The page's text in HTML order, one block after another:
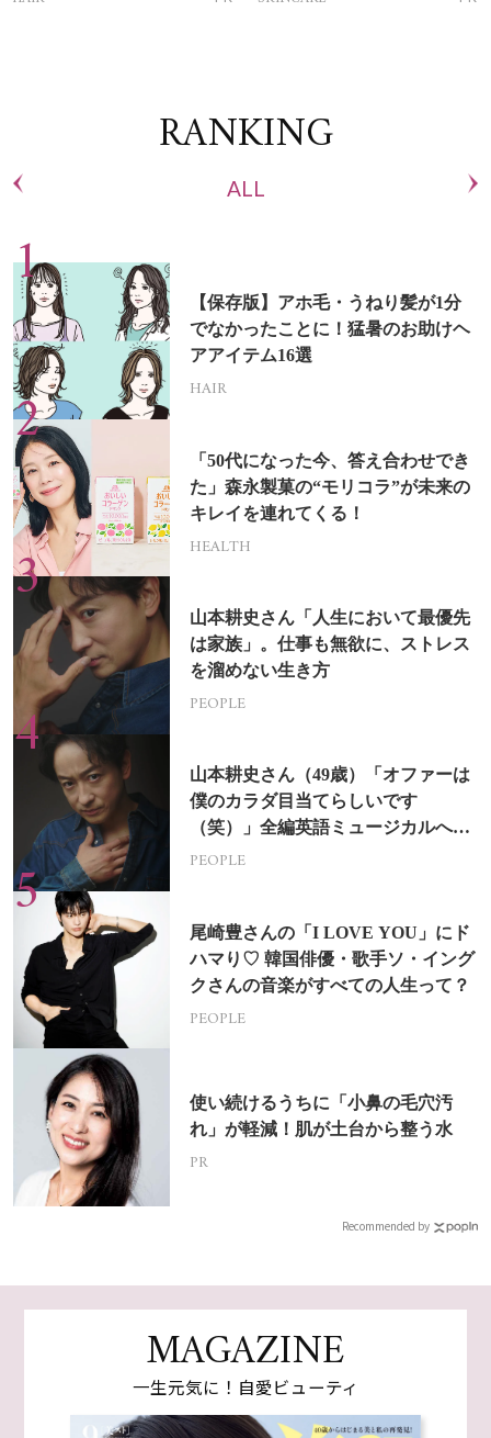
RANKING
ALL
【保存版】アホ毛・うねり髪が1分
でなかったことに！猛暑のお助けヘ
アアイテム16選
HAIR
「50代になった今、答え合わせでき
た」森永製菓の“モリコラ”が未来の
キレイを連れてくる！
HEALTH
山本耕史さん「人生において最優先
は家族」。仕事も無欲に、ストレス
を溜めない生き方
PEOPLE
山本耕史さん（49歳）「オファーは
僕のカラダ目当てらしいです
（笑）」全編英語ミュージカルへの
挑戦
PEOPLE
尾崎豊さんの「I LOVE YOU」にド
ハマり♡ 韓国俳優・歌手ソ・イング
クさんの音楽がすべての人生って？
PEOPLE
使い続けるうちに「小鼻の毛穴汚
れ」が軽減！肌が土台から整う水
PR
Recommended by
MAGAZINE
一生元気に！自愛ビューティ